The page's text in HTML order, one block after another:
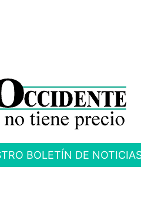
BOLETÍN DE